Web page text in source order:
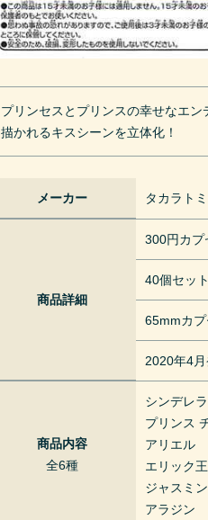
プリンセスとプリンスの幸せなエ
描かれるキスシーンを立体化！
メーカー タカラト
商品詳細
300円カプ
40個セット
65mmカプ
2020年4
商品内容
全6種
シンデレラ
プリンス
アリエル
エリック
ジャスミン
アラジン